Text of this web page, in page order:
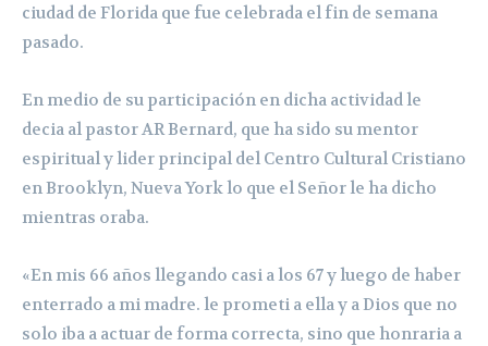
ciudad de Florida que fue celebrada el fin de semana
pasado.
En medio de su participación en dicha actividad le
decia al pastor AR Bernard, que ha sido su mentor
espiritual y lider principal del Centro Cultural Cristiano
en Brooklyn, Nueva York lo que el Señor le ha dicho
mientras oraba.
«En mis 66 años llegando casi a los 67 y luego de haber
enterrado a mi madre. le prometi a ella y a Dios que no
solo iba a actuar de forma correcta, sino que honraria a